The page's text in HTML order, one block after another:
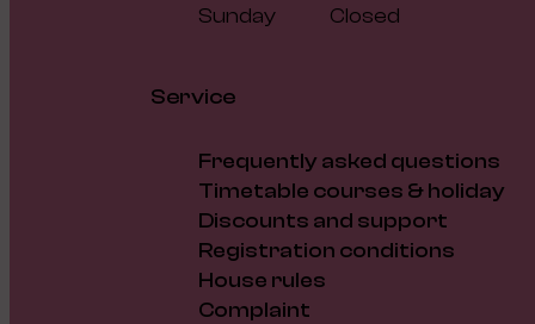
Sunday
Closed
Service
Frequently asked questions
Timetable courses & holiday
Discounts and support
Registration conditions
House rules
Complaint